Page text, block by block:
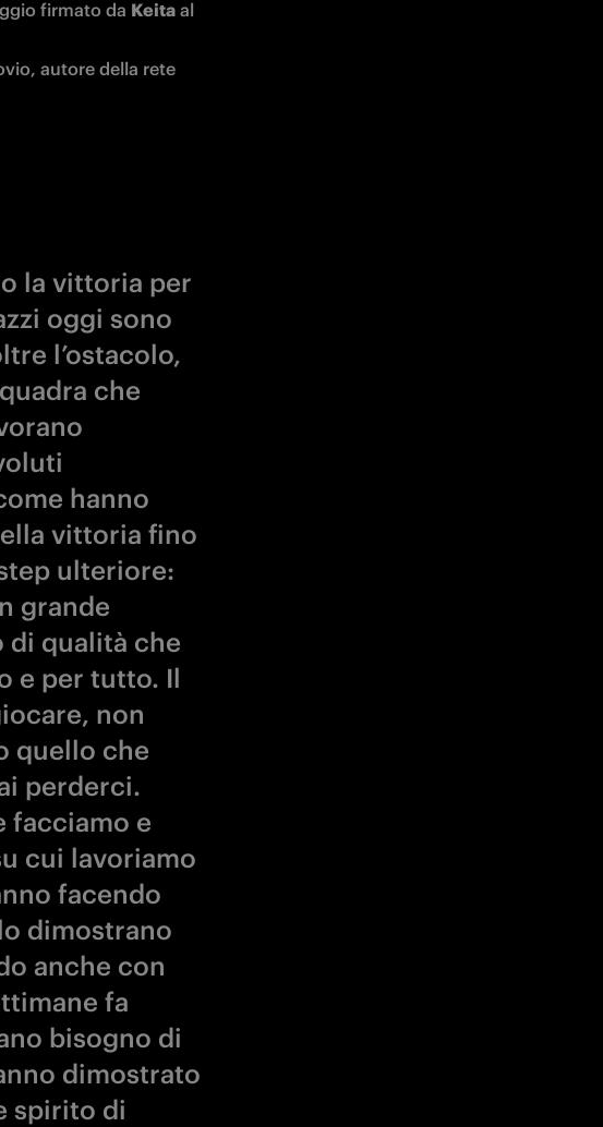
firmato da Keita al
autore della rete
la vittoria per
oggi sono
l’ostacolo,
che
hanno
vittoria fino
ulteriore:
grande
di qualità che
e per tutto. Il
non
quello che
perderci.
facciamo e
cui lavoriamo
facendo
dimostrano
anche con
fa
bisogno di
dimostrato
spirito di